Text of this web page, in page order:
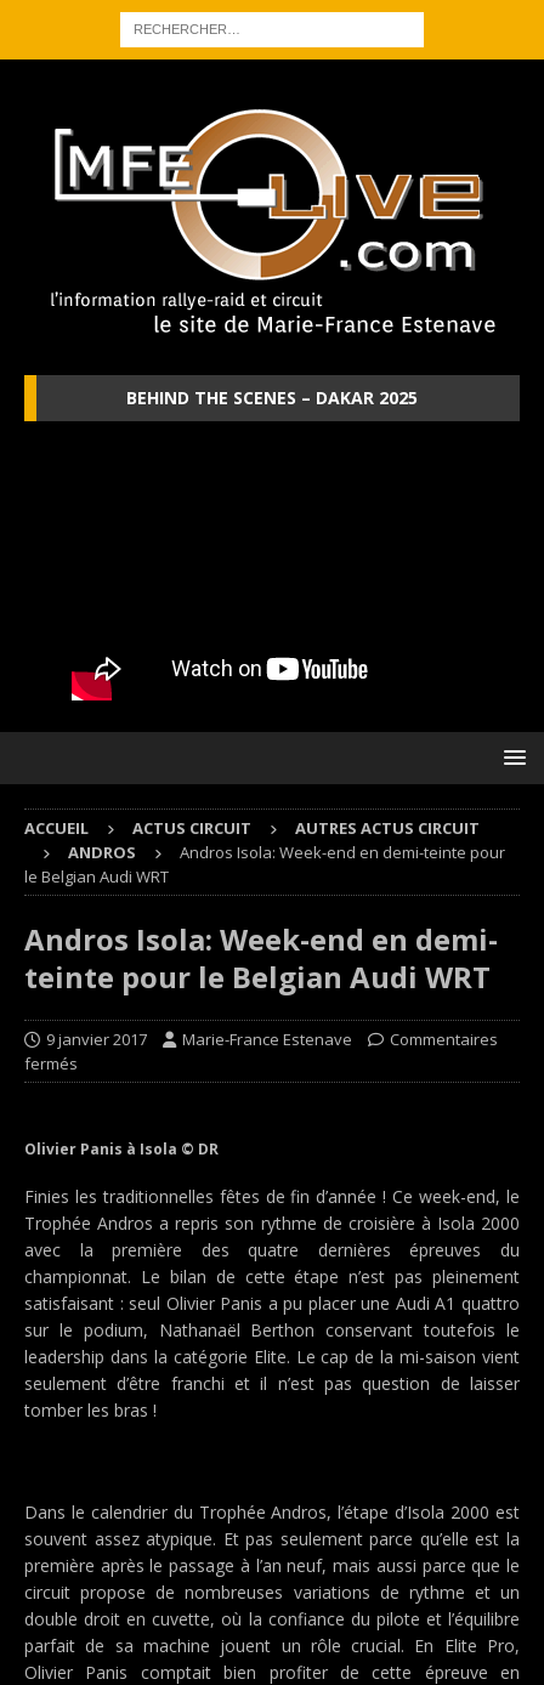
BEHIND THE SCENES – DAKAR 2025
ACCUEIL ACTUS CIRCUIT
AUTRES ACTUS CIRCUIT
ANDROS
Andros Isola: Week-end en demi-teinte pour
le Belgian Audi WRT
Andros Isola: Week-end en demi-
teinte pour le Belgian Audi WRT
9 janvier 2017 Marie-France Estenave
Commentaires
fermés
Olivier Panis à Isola © DR
Finies les traditionnelles fêtes de fin d’année ! Ce week-end, le
Trophée Andros a repris son rythme de croisière à Isola 2000
avec la première des quatre dernières épreuves du
championnat. Le bilan de cette étape n’est pas pleinement
satisfaisant : seul Olivier Panis a pu placer une Audi A1 quattro
sur le podium, Nathanaël Berthon conservant toutefois le
leadership dans la catégorie Elite. Le cap de la mi-saison vient
seulement d’être franchi et il n’est pas question de laisser
tomber les bras !
Dans le calendrier du Trophée Andros, l’étape d’Isola 2000 est
souvent assez atypique. Et pas seulement parce qu’elle est la
première après le passage à l’an neuf, mais aussi parce que le
circuit propose de nombreuses variations de rythme et un
double droit en cuvette, où la confiance du pilote et l’équilibre
parfait de sa machine jouent un rôle crucial. En Elite Pro,
Olivier Panis comptait bien profiter de cette épreuve en